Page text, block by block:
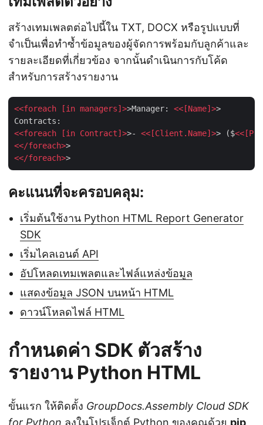
สร้างเทมเพลตต่อไปนี้ใน TXT, DOCX หรือรูปแบบที่
จำเป็นเพื่อทำซ้ำข้อมูลของผู้จัดการพร้อมกับลูกค้าและ
รายละเอียดที่เกี่ยวข้อง จากนั้นดำเนินการกับโค้ด
สำหรับการสร้างรายงาน
<<foreach [in managers]>>Manager: <<[Name]>>
<<foreach [in Contract]>>- <<[Client.Name]>> ($<<[
<</foreach>
<</foreach>
คะแนนที่จะครอบคลุม:
เริ่มต้นใช้งาน Python HTML Report Generator
SDK
เริ่มไคลเอนต์ API
อัปโหลดเทมเพลตและไฟล์แหล่งข้อมูล
แสดงข้อมูล JSON บนหน้า HTML
ดาวน์โหลดไฟล์ HTML
กำหนดค่า SDK ตัวสร้าง
รายงาน Python HTML
ขั้นแรก ให้ติดตั้ง GroupDocs.Assembly Cloud SDK
for Python ลงในโปรเจ็กต์ Python ของคุณด้วย pip